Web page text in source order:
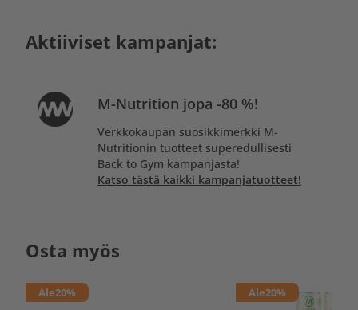
Aktiiviset kampanjat:
M-Nutrition jopa -80 %!
Verkkokaupan suosikkimerkki M-
Nutritionin tuotteet superedullisesti
Back to Gym kampanjasta!
Katso tästä kaikki kampanjatuotteet!
Osta myös
Ale20% Ale20%